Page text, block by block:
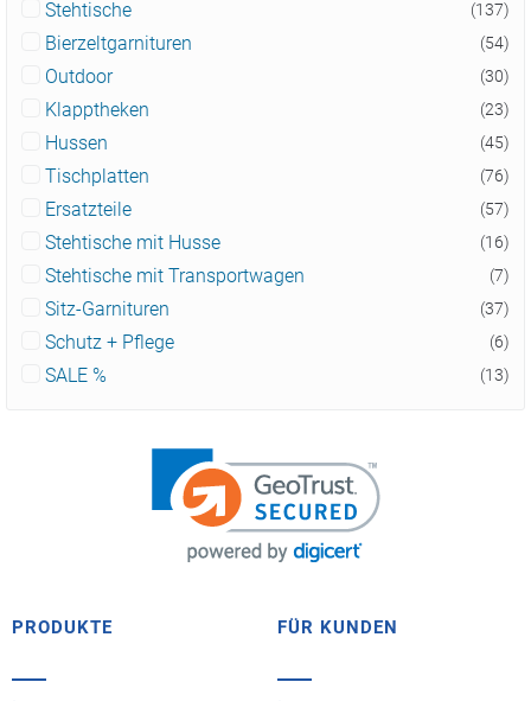
Stehtische (137)
Bierzeltgarnituren (54)
Outdoor (30)
Klapptheken (23)
Hussen (45)
Tischplatten (76)
Ersatzteile (57)
Stehtische mit Husse (16)
Stehtische mit Transportwagen (7)
Sitz-Garnituren (37)
Schutz + Pflege (6)
SALE % (13)
PRODUKTE FÜR KUNDEN